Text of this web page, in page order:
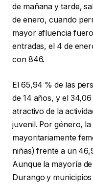
de mañana y tarde,
de enero, cuando
mayor afluencia
entradas, el 4 de
con 846.
El 65,94 % de las
de 14 años, y el
atractivo de la
juvenil. Por género,
mayoritariamente
niñas) frente a un
Aunque la mayoría
Durango y